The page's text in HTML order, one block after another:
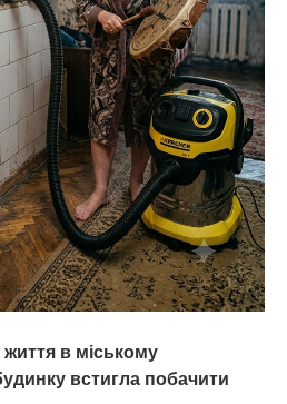
в міському
встигла побачити